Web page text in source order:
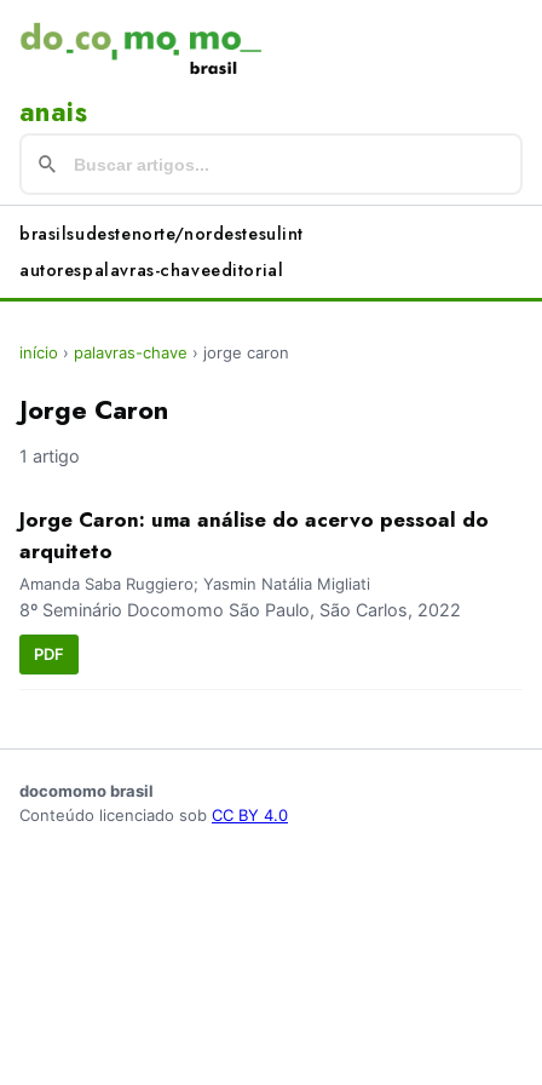
anais
brasilsudestenorte/nordestesulint
autorespalavras-chaveeditorial
início › palavras-chave › jorge caron
Jorge Caron
1 artigo
Jorge Caron: uma análise do acervo pessoal do
arquiteto
Amanda Saba Ruggiero; Yasmin Natália Migliati
8º Seminário Docomomo São Paulo, São Carlos, 2022
PDF
docomomo brasil
Conteúdo licenciado sob CC BY 4.0